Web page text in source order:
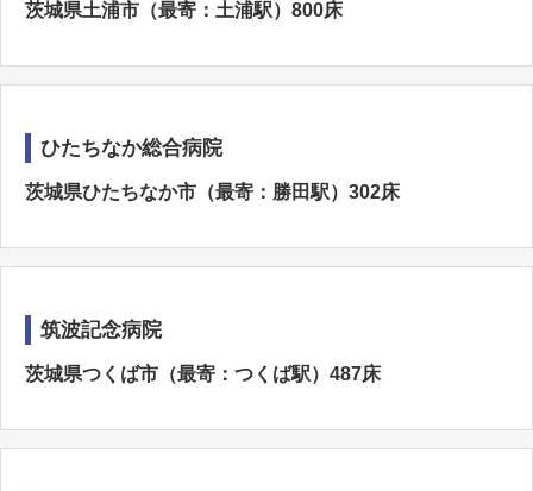
茨城県土浦市（最寄：土浦駅）800床
ひたちなか総合病院
茨城県ひたちなか市（最寄：勝田駅）302床
筑波記念病院
茨城県つくば市（最寄：つくば駅）487床